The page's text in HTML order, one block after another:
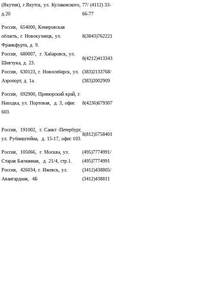
(Якутия), г.Якутск, ул. Кулаковского,
д.20
77/ (4112) 33-
66-77
Россия, 654000, Кемеровская
область, г. Новокузнецк, ул.
Франкфурта, д. 9.
8(3843)762221
Россия, 680007, г. Хабаровск, ул.
Шевчука, д. 23.
8(4212)413343
Россия, 630123, г. Новосибирск, ул.
Аэропорт, д. 1а.
(383)2133768/
(383)2002909
Россия, 692900, Приморский край, г.
Находка, ул. Портовая, д. 3, офис
603.
8(4236)679307
Россия, 191002, г. Санкт -Петербург,
ул. Рубинштейна, д. 15-17, офис 103.
8(812)5758401
Россия, 105066, г. Москва, ул.
Старая Басманная, д. 21/4, стр.1.
(495)7774991/
(495)7774991
Россия, 426034, г. Ижевск, ул.
Авангардная, 4Б
(3412)438805/
(3412)438811